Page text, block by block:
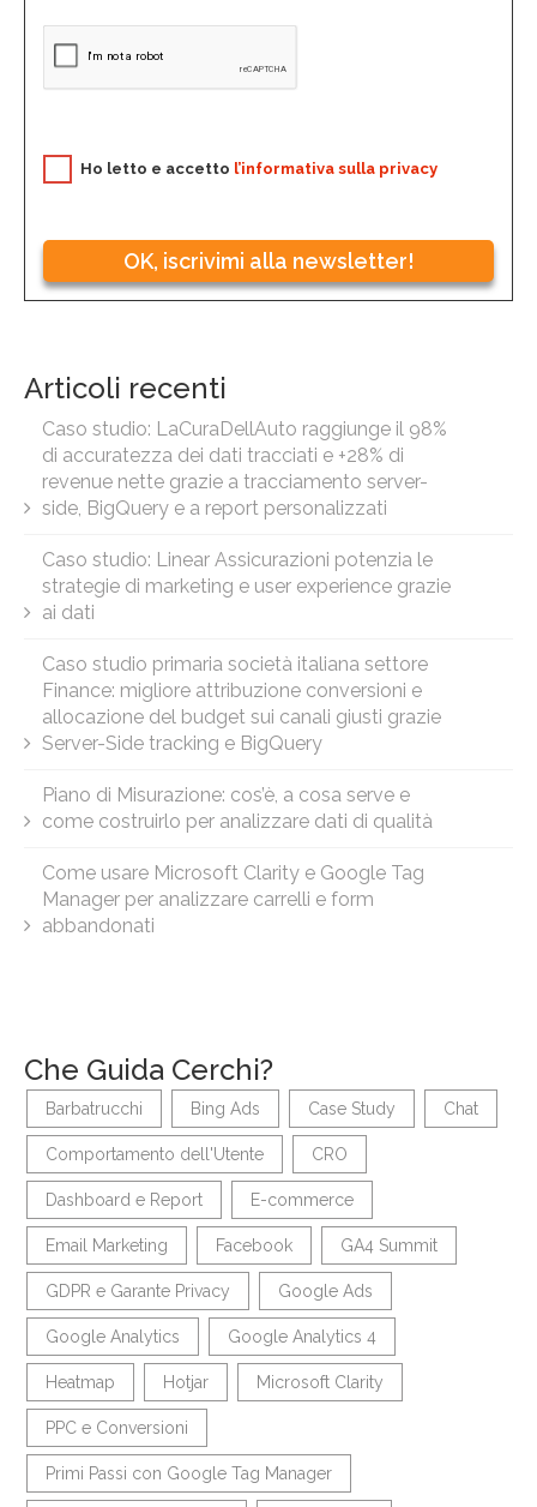
Ho letto e accetto l’informativa sulla privacy
OK, iscrivimi alla newsletter!
Articoli recenti
Caso studio: LaCuraDellAuto raggiunge il 98%
di accuratezza dei dati tracciati e +28% di
revenue nette grazie a tracciamento server-
side, BigQuery e a report personalizzati
Caso studio: Linear Assicurazioni potenzia le
strategie di marketing e user experience grazie
ai dati
Caso studio primaria società italiana settore
Finance: migliore attribuzione conversioni e
allocazione del budget sui canali giusti grazie
Server-Side tracking e BigQuery
Piano di Misurazione: cos’è, a cosa serve e
come costruirlo per analizzare dati di qualità
Come usare Microsoft Clarity e Google Tag
Manager per analizzare carrelli e form
abbandonati
Che Guida Cerchi?
Barbatrucchi Bing Ads Case Study Chat
Comportamento dell'Utente CRO
Dashboard e Report E-commerce
Email Marketing Facebook GA4 Summit
GDPR e Garante Privacy Google Ads
Google Analytics Google Analytics 4
Heatmap Hotjar Microsoft Clarity
PPC e Conversioni
Primi Passi con Google Tag Manager